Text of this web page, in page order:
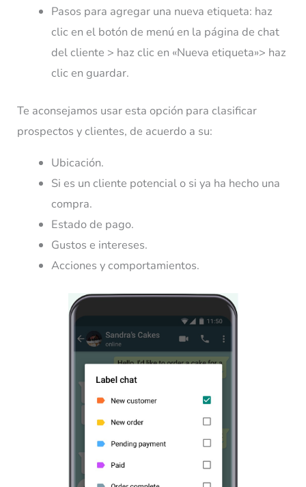
Pasos para agregar una nueva etiqueta: haz
clic en el botón de menú en la página de chat
del cliente > haz clic en «Nueva etiqueta»> haz
clic en guardar.
Te aconsejamos usar esta opción para clasificar
prospectos y clientes, de acuerdo a su:
Ubicación.
Si es un cliente potencial o si ya ha hecho una
compra.
Estado de pago.
Gustos e intereses.
Acciones y comportamientos.